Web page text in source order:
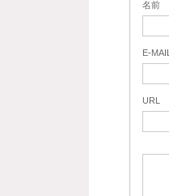
名前
E-MAIL
URL